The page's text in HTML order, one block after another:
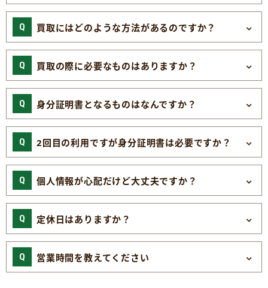
買取にはどのような方法があるのですか？
買取の際に必要なものはありますか？
身分証明書となるものはなんですか？
2回目の利用ですが身分証明書は必要ですか？
個人情報が心配だけど大丈夫ですか？
定休日はありますか？
営業時間を教えてください